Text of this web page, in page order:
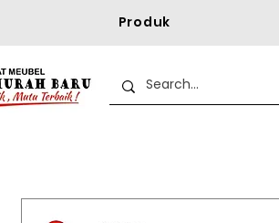
Produk